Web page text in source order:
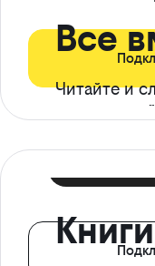
Все
Читайте и
Книги